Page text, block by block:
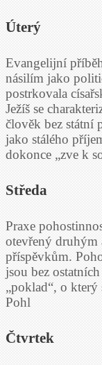
Úterý
Evangelijní
násilím jako
postrkovala
Ježíš se
člověk bez státní
jako stálého
dokonce „zve k
Středa
Praxe
otevřený druhým
příspěvkům.
jsou bez
„poklad“, o
Pohl
Čtvrtek